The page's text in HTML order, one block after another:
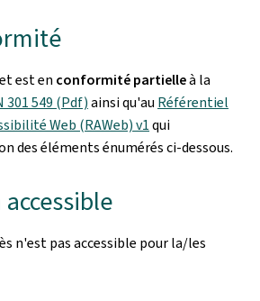
est en conformité partielleà la
301 549 (Pdf)ainsi qu'au Référentiel
Web (RAWeb) v1qui
des éléments énumérés ci-dessous.
n'est pas accessible pour la/les